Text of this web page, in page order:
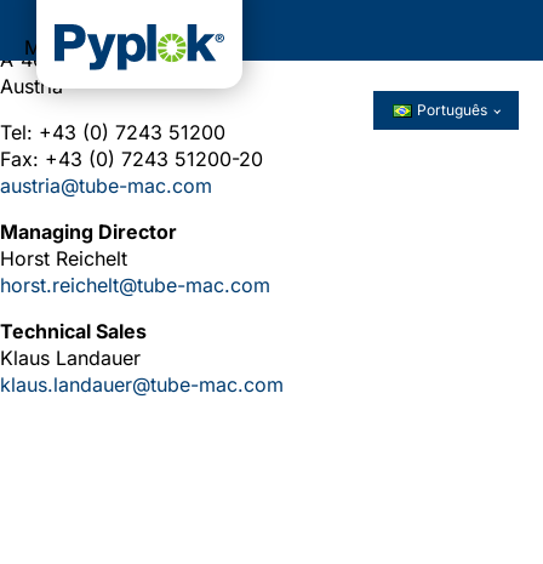
Português
Egon-Schiele-Str. 1
A-4614 Marchtrenk
Austria
Tel: +43 (0) 7243 51200
Fax: +43 (0) 7243 51200-20
austria@tube-mac.com
Managing Director
Horst Reichelt
horst.reichelt@tube-mac.com
Technical Sales
Klaus Landauer
klaus.landauer@tube-mac.com
Menu